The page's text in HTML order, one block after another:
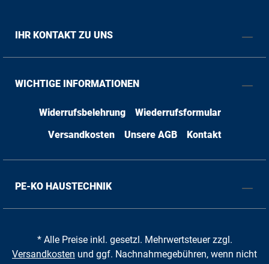
IHR KONTAKT ZU UNS
WICHTIGE INFORMATIONEN
Widerrufsbelehrung
Wiederrufsformular
Versandkosten
Unsere AGB Kontakt
PE-KO HAUSTECHNIK
* Alle Preise inkl. gesetzl. Mehrwertsteuer zzgl.
Versandkosten und ggf. Nachnahmegebühren, wenn nicht